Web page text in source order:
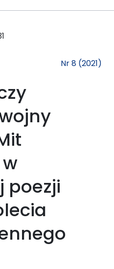
Nr 8 (2021)
poezji